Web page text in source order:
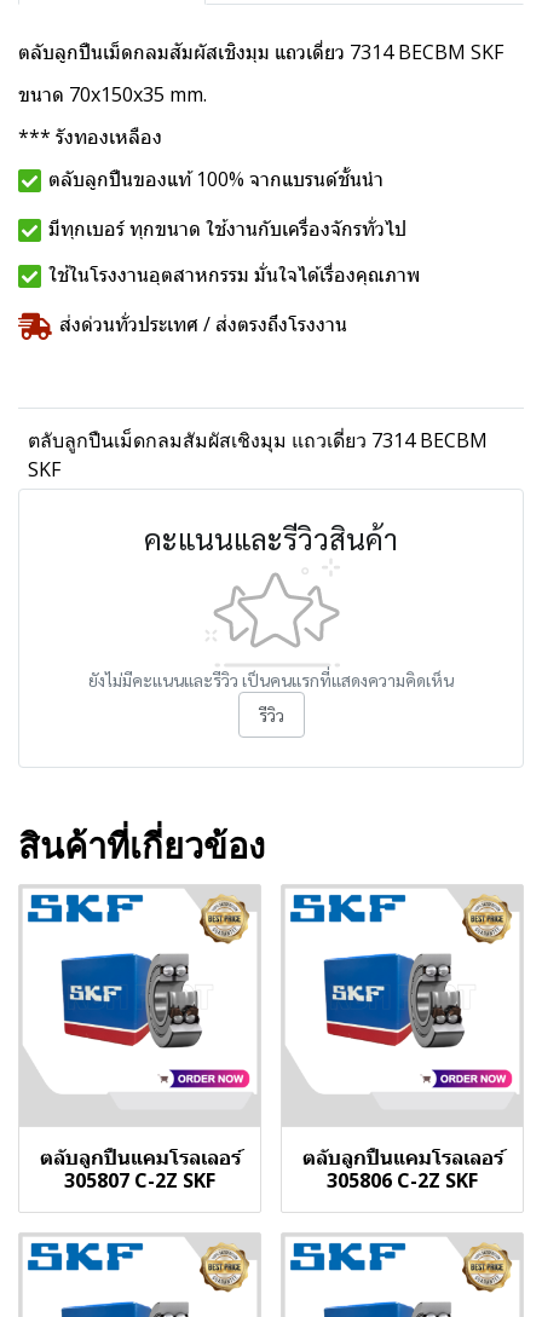
ตลับลูกปืนเม็ดกลมสัมผัสเชิงมุม แถวเดี่ยว 7314 BECBM SKF
ขนาด 70x150x35 mm.
*** รังทองเหลือง
ตลับลูกปืนของแท้ 100% จากแบรนด์ชั้นนำ
มีทุกเบอร์ ทุกขนาด ใช้งานกับเครื่องจักรทั่วไป
ใช้ในโรงงานอุตสาหกรรม มั่นใจได้เรื่องคุณภาพ
ส่งด่วนทั่วประเทศ / ส่งตรงถึงโรงงาน
ตลับลูกปืนเม็ดกลมสัมผัสเชิงมุม แถวเดี่ยว 7314 BECBM
SKF
คะแนนและรีวิวสินค้า
ยังไม่มีคะแนนและรีวิว เป็นคนแรกที่แสดงความคิดเห็น
รีวิว
สินค้าที่เกี่ยวข้อง
ตลับลูกปืนแคมโรลเลอร์
305807 C-2Z SKF
ตลับลูกปืนแคมโรลเลอร์
305806 C-2Z SKF